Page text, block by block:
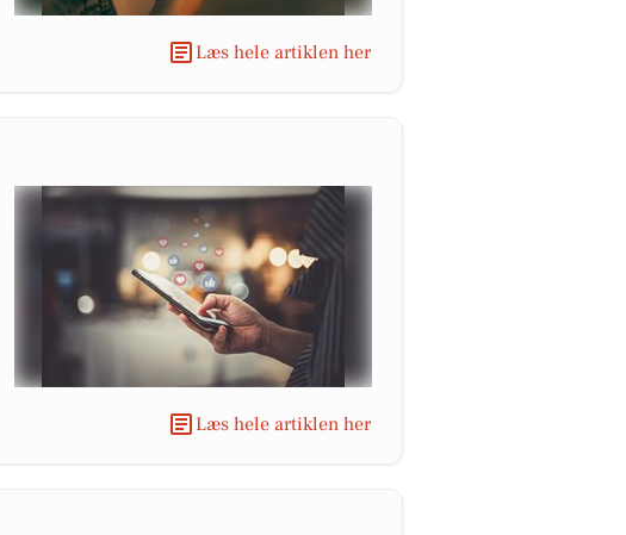
Læs hele artiklen her
Læs hele artiklen her